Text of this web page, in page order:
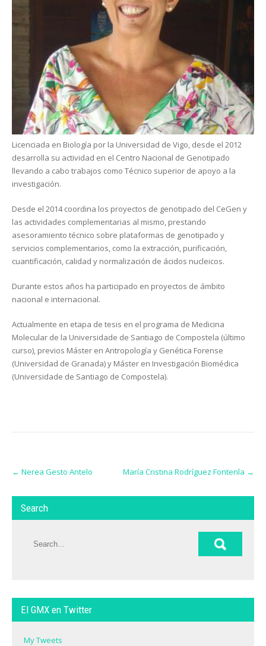
Licenciada en Biología por la Universidad de Vigo, desde el 2012
desarrolla su actividad en el Centro Nacional de Genotipado
llevando a cabo trabajos como Técnico superior de apoyo a la
investigación.
Desde el 2014 coordina los proyectos de genotipado del CeGen y
las actividades complementarias al mismo, prestando
asesoramiento técnico sobre plataformas de genotipado y
servicios complementarios, como la extracción, purificación,
cuantificación, calidad y normalización de ácidos nucleicos.
Durante estos años ha participado en proyectos de ámbito
nacional e internacional.
Actualmente en etapa de tesis en el programa de Medicina
Molecular de la Universidade de Santiago de Compostela (último
curso), previos Máster en Antropología y Genética Forense
(Universidad de Granada) y Máster en Investigación Biomédica
(Universidade de Santiago de Compostela).
navigation
← Nerea Gesto Antelo María Cristina Rodríguez Fontenla →
Search
El GMX en Twitter
My Tweets